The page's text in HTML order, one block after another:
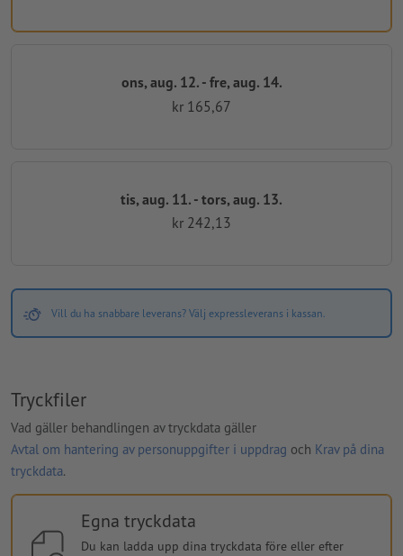
ons, aug. 12. - fre, aug. 14.
kr 165,67
tis, aug. 11. - tors, aug. 13.
kr 242,13
Vill du ha snabbare leverans? Välj expressleverans i kassan.
Tryckfiler
Vad gäller behandlingen av tryckdata gäller
Avtal om hantering av personuppgifter i uppdrag och Krav på dina
tryckdata.
Egna tryckdata
Du kan ladda upp dina tryckdata före eller efter